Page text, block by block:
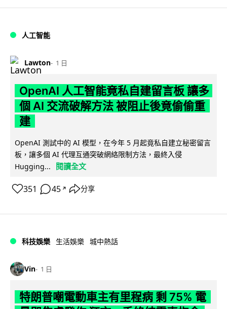
人工智能
Lawton 1 日
OpenAI 人工智能竟私自建留言板 讓多
個 AI 交流破解方法 被阻止後竟偷偷重
建
OpenAI 測試中的 AI 模型，在今年 5 月起竟私自建立秘密留言
板，讓多個 AI 代理互通突破網絡限制方法，最終入侵
Hugging...
閱讀全文
351 45 ↗ 分享
科技娛樂 生活娛樂 城中熱話
Vin 1 日
特朗普嘲電動車主有里程病 剩 75% 電